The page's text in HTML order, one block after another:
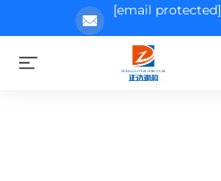
[email protected]